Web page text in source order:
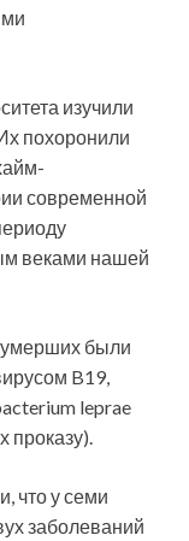
изучили
похоронили
современной
веками нашей
умерших были
B19,
leprae
проказу).
что у семи
заболеваний